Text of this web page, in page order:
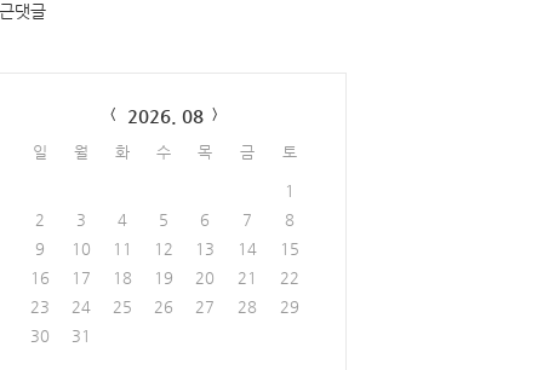
댓글
2026. 08
일 월 화 수 목 금 토
1
2
3 4 5 6 7
8
9
10 11 12 13 14
15
16
17 18 19 20 21
22
23
24 25 26 27 28
29
30
31